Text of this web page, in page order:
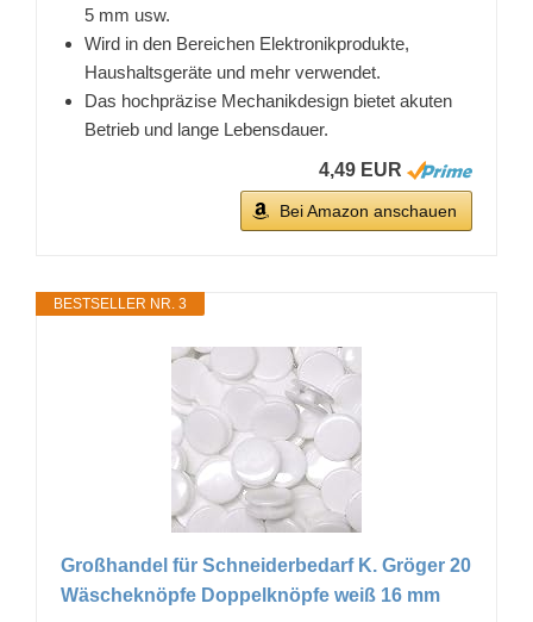
5 mm usw.
Wird in den Bereichen Elektronikprodukte,
Haushaltsgeräte und mehr verwendet.
Das hochpräzise Mechanikdesign bietet akuten
Betrieb und lange Lebensdauer.
4,49 EUR
Bei Amazon anschauen
BESTSELLER NR. 3
Großhandel für Schneiderbedarf K. Gröger 20
Wäscheknöpfe Doppelknöpfe weiß 16 mm